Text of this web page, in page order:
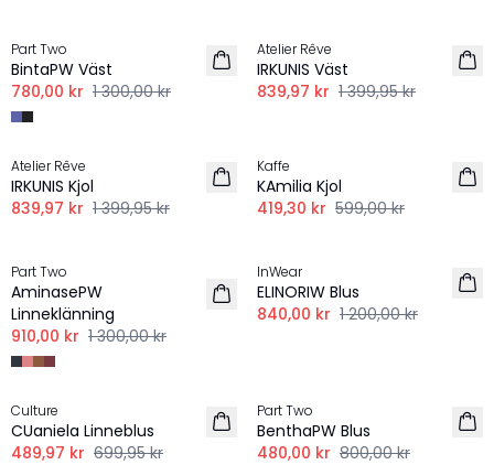
LINNE
Part Two
BintaPW Väst
780,00 kr 1 300,00 kr
LINNE
Atelier Rêve
IRKUNIS Väst
839,97 kr 1 399,95 kr
LINNE
-40%
Atelier Rêve
IRKUNIS Kjol
839,97 kr 1 399,95 kr
LINNE
Kaffe
KAmilia Kjol
419,30 kr 599,00 kr
LINNE
Part Two
AminasePW
Linneklänning
910,00 kr 1 300,00 kr
LINNE
InWear
ELINORIW Blus
840,00 kr 1 200,00 kr
LINNE
-30%
Culture
CUaniela Linneblus
489,97 kr 699,95 kr
LINNE
Part Two
BenthaPW Blus
480,00 kr 800,00 kr